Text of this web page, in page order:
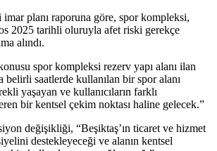
imar planı raporuna göre, spor kompleksi,
2025 tarihli oluruyla afet riski gerekçe
alındı.
spor kompleksi rezerv yapı alanı ilan
belirli saatlerde kullanılan bir spor alanı
yaşayan ve kullanıcıların farklı
bir kentsel çekim noktası haline gelecek.”
değişikliği, “Beşiktaş’ın ticaret ve hizmet
destekleyeceği ve alanın kentsel